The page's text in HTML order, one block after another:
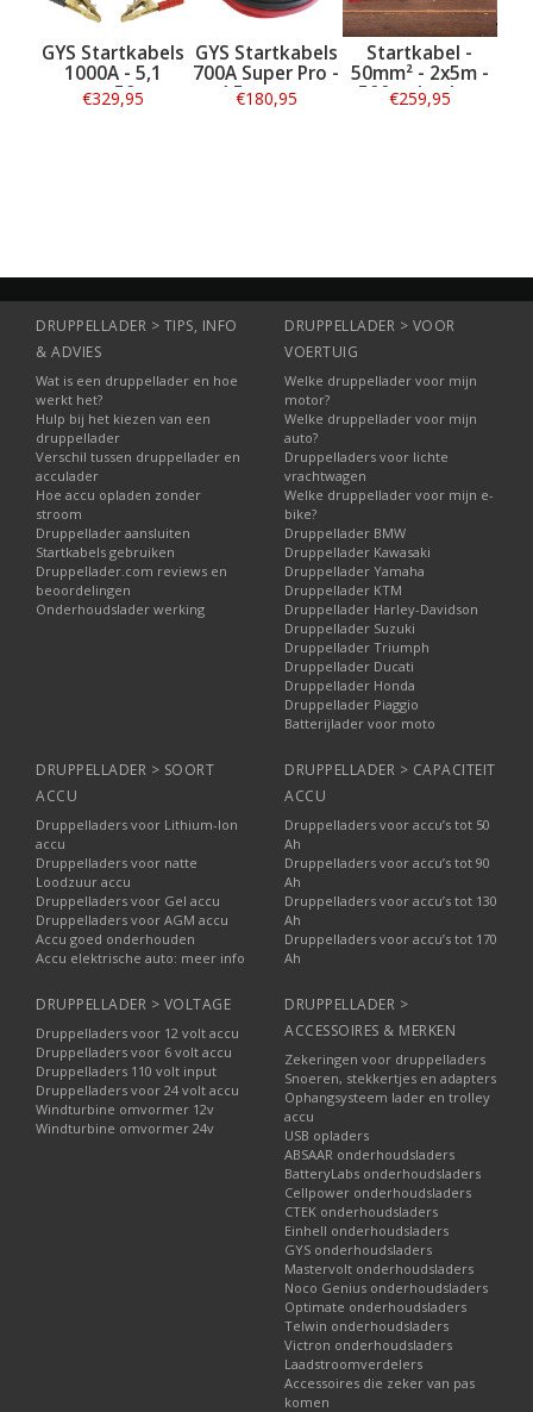
GYS Startkabels
700A Super Pro -
4,5 meter -
50mm
€180,95
Startkabel -
50mm² - 2x5m -
500a - haakse
klem
€259,95
Startkabel -
35mm² - 2x5m -
400a
€149,95
DRUPPELLADER > TIPS, INFO
& ADVIES
Wat is een druppellader en hoe
werkt het?
Hulp bij het kiezen van een
druppellader
Verschil tussen druppellader en
acculader
Hoe accu opladen zonder
stroom
Druppellader aansluiten
Startkabels gebruiken
Druppellader.com reviews en
beoordelingen
Onderhoudslader werking
DRUPPELLADER > VOOR
VOERTUIG
Welke druppellader voor mijn
motor?
Welke druppellader voor mijn
auto?
Druppelladers voor lichte
vrachtwagen
Welke druppellader voor mijn e-
bike?
Druppellader BMW
Druppellader Kawasaki
Druppellader Yamaha
Druppellader KTM
Druppellader Harley-Davidson
Druppellader Suzuki
Druppellader Triumph
Druppellader Ducati
Druppellader Honda
Druppellader Piaggio
Batterijlader voor moto
DRUPPELLADER > SOORT
ACCU
Druppelladers voor Lithium-Ion
accu
Druppelladers voor natte
Loodzuur accu
Druppelladers voor Gel accu
Druppelladers voor AGM accu
Accu goed onderhouden
Accu elektrische auto: meer info
DRUPPELLADER > CAPACITEIT
ACCU
Druppelladers voor accu’s tot 50
Ah
Druppelladers voor accu’s tot 90
Ah
Druppelladers voor accu’s tot 130
Ah
Druppelladers voor accu’s tot 170
Ah
DRUPPELLADER > VOLTAGE
Druppelladers voor 12 volt accu
Druppelladers voor 6 volt accu
Druppelladers 110 volt input
Druppelladers voor 24 volt accu
Windturbine omvormer 12v
Windturbine omvormer 24v
DRUPPELLADER >
ACCESSOIRES & MERKEN
Zekeringen voor druppelladers
Snoeren, stekkertjes en adapters
Ophangsysteem lader en trolley
accu
USB opladers
ABSAAR onderhoudsladers
BatteryLabs onderhoudsladers
Cellpower onderhoudsladers
CTEK onderhoudsladers
Einhell onderhoudsladers
GYS onderhoudsladers
Mastervolt onderhoudsladers
Noco Genius onderhoudsladers
Optimate onderhoudsladers
Telwin onderhoudsladers
Victron onderhoudsladers
Laadstroomverdelers
Accessoires die zeker van pas
komen